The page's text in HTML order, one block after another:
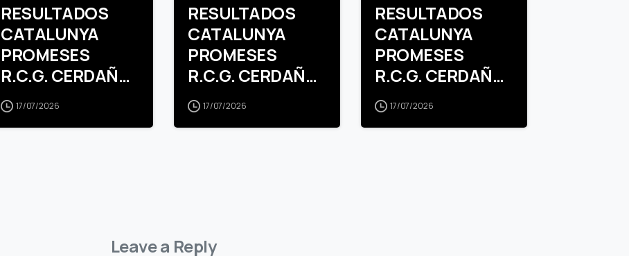
RESULTADOS
CATALUNYA
PROMESES
R.C.G. CERDAÑA
INFANTIL
MASCULINO
17/07/2026
RESULTADOS
CATALUNYA
PROMESES
R.C.G. CERDAÑA
ALEVIN
FEMENINO
17/07/2026
RESULTADOS
CATALUNYA
PROMESES
R.C.G. CERDAÑA
ALEVIN
MASCULINO
17/07/2026
Leave a Reply